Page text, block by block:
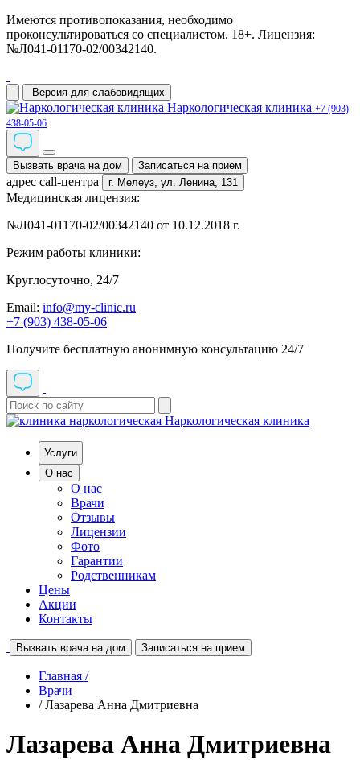
Имеются противопоказания, необходимо
проконсультироваться со специалистом. 18+. Лицензия:
№Л041-01170-02/00342140.
Версия для слабовидящих
Наркологическая клиника +7 (903)
438-05-06
Вызвать врача на дом Записаться на прием
адрес call-центра г. Мелеуз, ул. Ленина, 131
Медицинская лицензия:
№Л041-01170-02/00342140 от 10.12.2018 г.
Режим работы клиники:
Круглосуточно, 24/7
Email: info@my-clinic.ru
+7 (903) 438-05-06
Получите бесплатную анонимную консультацию 24/7
Наркологическая клиника
Услуги
О нас
О нас
Врачи
Отзывы
Лицензии
Фото
Гарантии
Родственникам
Цены
Акции
Контакты
Вызвать врача на дом Записаться на прием
Главная /
Врачи
/ Лазарева Анна Дмитриевна
Лазарева Анна Дмитриевна